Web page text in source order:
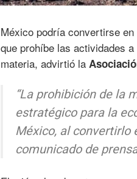
México podría convertirse en
que prohíbe las actividades
materia, advirtió la
“La prohibición de la
estratégico para la
México, al convertirlo
comunicado de